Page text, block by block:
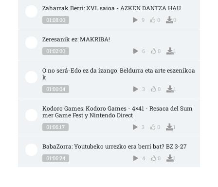
Zaharrak Berri: XVI. saioa - AZKEN DANTZA HAU
01:08:00 9 0 0
Zeresanik ez: MAKRIBA!
01:02:00 6 0 1
O no será-Edo ez da izango: Beldurra eta arte eszenikoa
k
01:00:04 3 0 1
Kodoro Games: Kodoro Games - 4×41 - Resaca del Sum
mer Game Fest y Nintendo Direct
01:06:17 3 0 1
BabaZorra: Youtubeko urrezko era berri bat? BZ 3-27
01:06:24 4 0 1